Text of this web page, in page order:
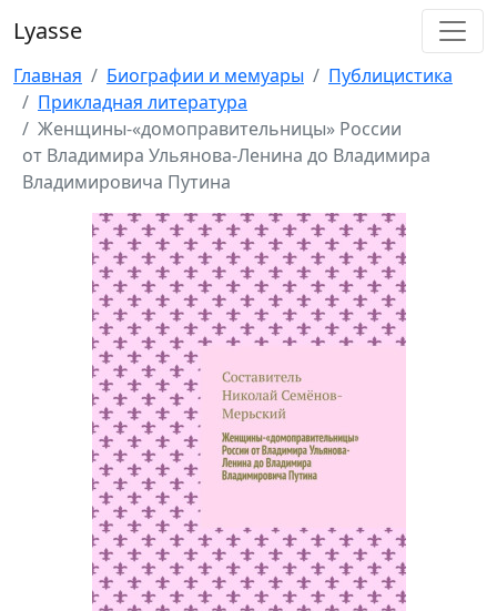
Lyasse
Главная Биографии и мемуары
Публицистика
Прикладная литература
Женщины-«домоправительницы» России
от Владимира Ульянова-Ленина до Владимира
Владимировича Путина